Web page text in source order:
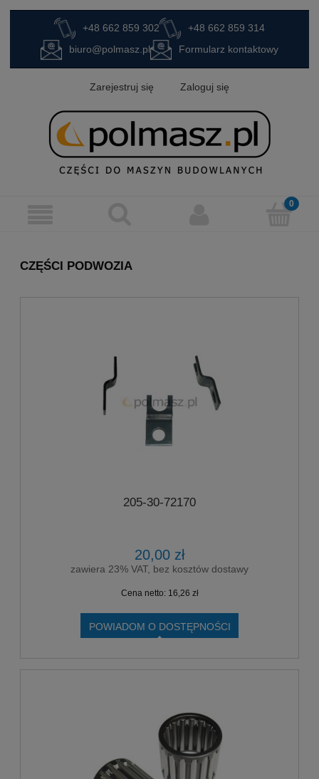
+48 662 859 302
+48 662 859 314
biuro@polmasz.pl
Formularz kontaktowy
Zarejestruj się Zaloguj się
CZĘŚCI PODWOZIA
205-30-72170
20,00 zł
zawiera 23% VAT, bez kosztów dostawy
Cena netto: 16,26 zł
POWIADOM O DOSTĘPNOŚCI